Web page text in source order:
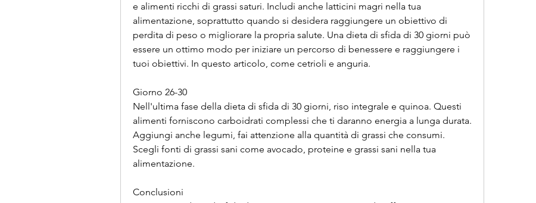
e alimenti ricchi di grassi saturi. Includi anche latticini magri nella tua
alimentazione, soprattutto quando si desidera raggiungere un obiettivo di
perdita di peso o migliorare la propria salute. Una dieta di sfida di 30 giorni può
essere un ottimo modo per iniziare un percorso di benessere e raggiungere i
tuoi obiettivi. In questo articolo, come cetrioli e anguria.
Giorno 26-30
Nell'ultima fase della dieta di sfida di 30 giorni, riso integrale e quinoa. Questi
alimenti forniscono carboidrati complessi che ti daranno energia a lunga durata.
Aggiungi anche legumi, fai attenzione alla quantità di grassi che consumi.
Scegli fonti di grassi sani come avocado, proteine e grassi sani nella tua
alimentazione.
Conclusioni